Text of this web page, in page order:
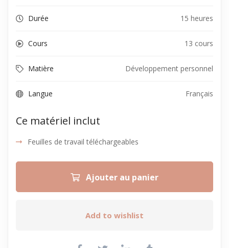
Durée 15 heures
Cours 13 cours
Matière Développement personnel
Langue Français
Ce matériel inclut
Feuilles de travail téléchargeables
Ajouter au panier
Add to wishlist